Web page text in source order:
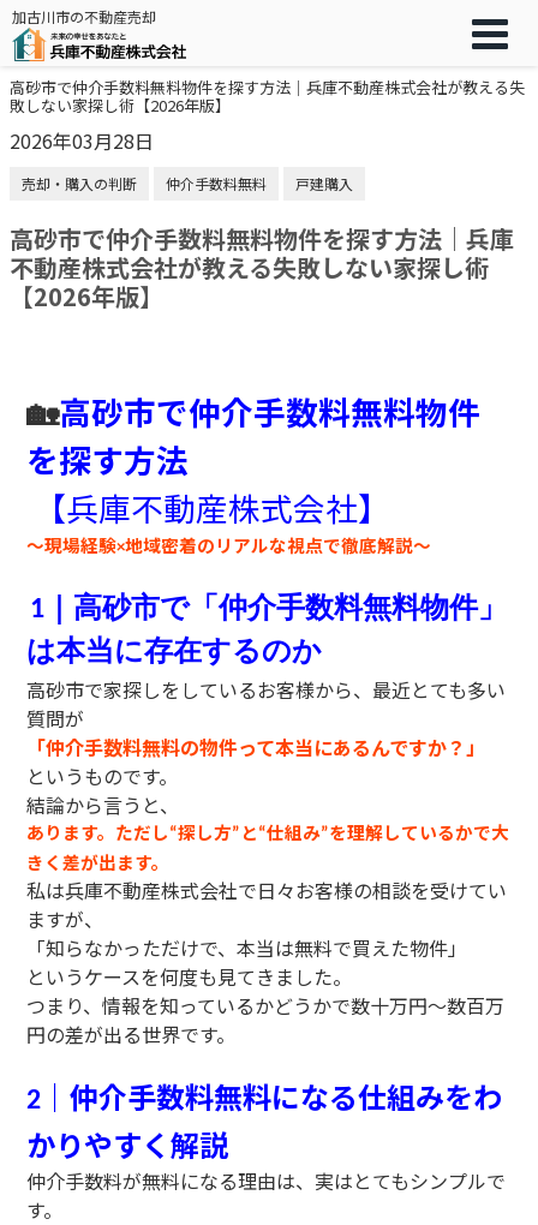
加古川市の不動産売却
高砂市で仲介手数料無料物件を探す方法｜兵庫不動産株式会社が教える失
敗しない家探し術【2026年版】
2026年03月28日
売却・購入の判断 仲介手数料無料 戸建購入
高砂市で仲介手数料無料物件を探す方法｜兵庫
不動産株式会社が教える失敗しない家探し術
【2026年版】
🏡高砂市で仲介手数料無料物件
を探す方法
【兵庫不動産株式会社】
〜現場経験×地域密着のリアルな視点で徹底解説〜
1 ｜高砂市で「仲介手数料無料物件」
は本当に存在するのか
高砂市で家探しをしているお客様から、最近とても多い
質問が
「仲介手数料無料の物件って本当にあるんですか？」
というものです。
結論から言うと、
あります。ただし “探し方” と “仕組み”を理解しているかで大
きく差が出ます。
私は兵庫不動産株式会社で日々お客様の相談を受けてい
ますが、
「知らなかっただけで、本当は無料で買えた物件」
というケースを何度も見てきました。
つまり、情報を知っているかどうかで数十万円〜数百万
円の差が出る世界です。
2 ｜仲介手数料無料になる仕組みをわ
かりやすく解説
仲介手数料が無料になる理由は、実はとてもシンプルで
す。